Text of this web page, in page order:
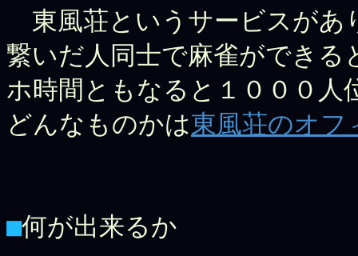
東風荘というサービスがあ
繋いだ人同士で麻雀ができ
ホ時間ともなると１０００
どんなものかは東風荘のオフ
■何が出来るか